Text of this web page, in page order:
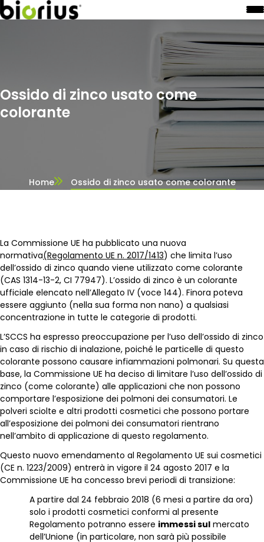
Ossido di zinco usato come
colorante
Home Ossido di zinco usato come colorante
La Commissione UE ha pubblicato una nuova
normativa(Regolamento UE n. 2017/1413) che limita l’uso
dell’ossido di zinco quando viene utilizzato come colorante
(CAS 1314-13-2, CI 77947). L’ossido di zinco è un colorante
ufficiale elencato nell’Allegato IV (voce 144). Finora poteva
essere aggiunto (nella sua forma non nano) a qualsiasi
concentrazione in tutte le categorie di prodotti.
L’SCCS ha espresso preoccupazione per l’uso dell’ossido di zinco
in caso di rischio di inalazione, poiché le particelle di questo
colorante possono causare infiammazioni polmonari. Su questa
base, la Commissione UE ha deciso di limitare l’uso dell’ossido di
zinco (come colorante) alle applicazioni che non possono
comportare l’esposizione dei polmoni dei consumatori. Le
polveri sciolte e altri prodotti cosmetici che possono portare
all’esposizione dei polmoni dei consumatori rientrano
nell’ambito di applicazione di questo regolamento.
Questo nuovo emendamento al Regolamento UE sui cosmetici
(CE n. 1223/2009) entrerà in vigore il 24 agosto 2017 e la
Commissione UE ha concesso brevi periodi di transizione:
A partire dal 24 febbraio 2018 (6 mesi a partire da ora)
solo i prodotti cosmetici conformi al presente
Regolamento potranno essere immessi sul mercato
dell’Unione (in particolare, non sarà più possibile